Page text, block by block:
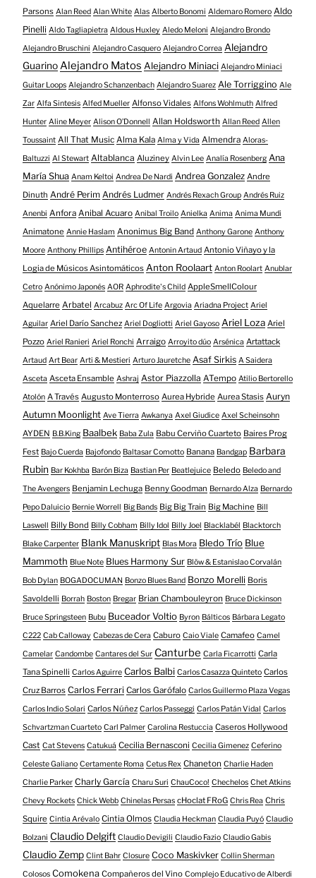
Parsons Alan Reed Alan White Alas Alberto Bonomi Aldemaro Romero Aldo
Pinelli Aldo Tagliapietra Aldous Huxley Aledo Meloni Alejandro Brondo
Alejandro Bruschini Alejandro Casquero Alejandro Correa Alejandro
GuarinoAlejandro Matos Alejandro Miniaci Alejandro Miniaci
Guitar Loops Alejandro Schanzenbach Alejandro Suarez Ale Torriggino Ale
Zar Alfa Sintesis Alfed Mueller Alfonso Vidales Alfons Wohlmuth Alfred
Hunter Aline Meyer Alison O​’​Donnell Allan Holdsworth Allan Reed Allen
Toussaint All That Music Alma Kala Alma y Vida Almendra Aloras-
Baltuzzi Al Stewart Altablanca Aluziney Alvin Lee Analía Rosenberg Ana
María Shua Anam Keltoi Andrea De Nardi Andrea Gonzalez Andre
Dinuth André Perim Andrés Ludmer Andrés Rexach Group Andrés Ruiz
Anenbi Anfora Anibal Acuaro Anibal Troilo Anielka Anima Anima Mundi
Animatone Annie Haslam Anonimus Big Band Anthony Garone Anthony
Moore Anthony Phillips Antihéroe Antonin Artaud Antonio Viñayo y la
Logia de Músicos Asintomáticos Anton Roolaart Anton Roolart Anublar
Cetro Anónimo Japonés AOR Aphrodite's Child AppleSmellColour
Aquelarre Arbatel Arcabuz Arc Of Life Argovia Ariadna Project Ariel
Aguilar Ariel Darío Sanchez Ariel Dogliotti Ariel Gayoso Ariel Loza Ariel
Pozzo Ariel Ranieri Ariel Ronchi Arraigo Arroyito dúo Arsénica Artattack
Artaud Art Bear Arti & Mestieri Arturo Jauretche Asaf Sirkis A Saidera
Asceta Asceta Ensamble Ashraj Astor Piazzolla ATempo Atilio Bertorello
Atolón A Través Augusto Monterroso Aurea Hybride Aurea Stasis Auryn
Autumn Moonlight Ave Tierra Awkanya Axel Giudice Axel Scheinsohn
AYDEN B.B.King Baalbek Baba Zula Babu Cerviño Cuarteto Baires Prog
Fest Bajo Cuerda Bajofondo Baltasar Comotto Banana Bandgap Barbara
Rubin Bar Kokhba Barón Biza Bastian Per Beatlejuice Beledo Beledo and
The Avengers Benjamin Lechuga Benny Goodman Bernardo Alza Bernardo
Pepo Daluicio Bernie Worrell Big Bands Big Big Train Big Machine Bill
Laswell
Billy Bond Billy Cobham Billy Idol Billy Joel Blacklabél Blacktorch
Blake Carpenter Blank Manuskript Blas Mora Bledo Trío Blue
Mammoth Blue Note Blues Harmony Sur Blöw & Estanislao Corvalán
Bob Dylan BOGADOCUMAN Bonzo Blues Band Bonzo Morelli Boris
Savoldelli Borrah Boston Bregar Brian Chambouleyron Bruce Dickinson
Bruce Springsteen Bubu Buceador Voltio Byron Bálticos Bárbara Legato
C222 Cab Calloway Cabezas de Cera Caburo Caio Viale Camafeo Camel
Camelar Candombe Cantares del Sur Canturbe Carla Ficarrotti Carla
Tana Spinelli Carlos Aguirre Carlos Balbi Carlos Casazza Quinteto Carlos
Cruz Barros Carlos Ferrari Carlos Garófalo Carlos Guillermo Plaza Vegas
Carlos Indio Solari Carlos Núñez Carlos Passeggi Carlos Patán Vidal Carlos
Schvartzman Cuarteto Carl Palmer Carolina Restuccia Caseros Hollywood
Cast Cat Stevens Catukuá Cecilia Bernasconi Cecilia Gimenez Ceferino
Celeste Galiano Certamente Roma Cetus Rex Chaneton Charlie Haden
Charlie Parker Charly García Charu Suri ChauCoco! Chechelos Chet Atkins
Chevy Rockets Chick Webb Chinelas Persas cHoclat FRoG Chris Rea Chris
Squire Cintia Arévalo Cintia Olmos Claudia Heckman Claudia Puyó Claudio
Bolzani Claudio Delgift Claudio Devigili Claudio Fazio Claudio Gabis
Claudio Zemp Clint Bahr Closure Coco Maskivker Collin Sherman
Colosos Comokena Compañeros del Vino Complejo Educativo de Alberdi